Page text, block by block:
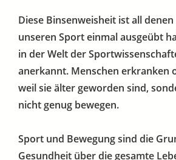
Diese Binsenweisheit ist all
unseren Sport einmal ausgeübt
in der Welt der
anerkannt. Menschen erkranken
weil sie älter geworden sind,
nicht genug bewegen.
Sport und Bewegung sind die
Gesundheit über die gesamte